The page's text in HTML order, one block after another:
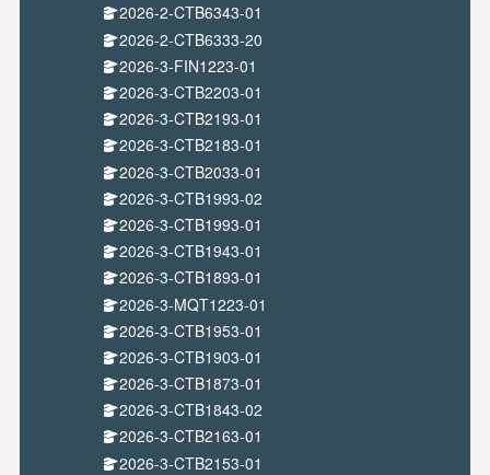
2026-2-CTB6343-01
2026-2-CTB6333-20
2026-3-FIN1223-01
2026-3-CTB2203-01
2026-3-CTB2193-01
2026-3-CTB2183-01
2026-3-CTB2033-01
2026-3-CTB1993-02
2026-3-CTB1993-01
2026-3-CTB1943-01
2026-3-CTB1893-01
2026-3-MQT1223-01
2026-3-CTB1953-01
2026-3-CTB1903-01
2026-3-CTB1873-01
2026-3-CTB1843-02
2026-3-CTB2163-01
2026-3-CTB2153-01